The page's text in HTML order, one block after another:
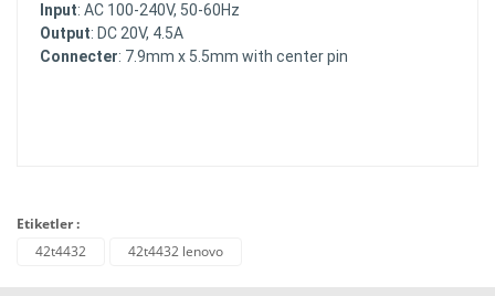
Input: AC 100-240V, 50-60Hz
Output: DC 20V, 4.5A
Connecter: 7.9mm x 5.5mm with center pin
Etiketler :
42t4432
42t4432 lenovo